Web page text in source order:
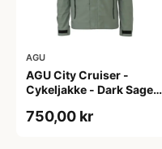
AGU
AGU City Cruiser -
Cykeljakke - Dark Sage -
750,00 kr